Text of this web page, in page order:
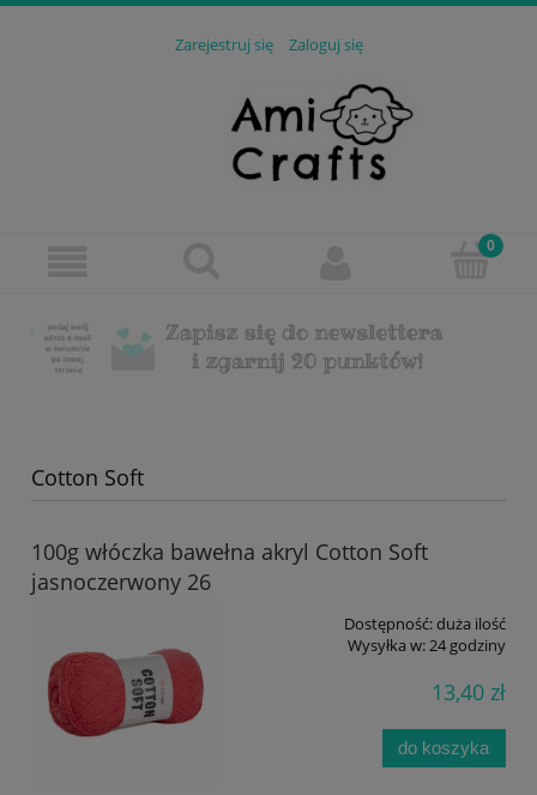
Zarejestruj się Zaloguj się
Cotton Soft
100g włóczka bawełna akryl Cotton Soft
jasnoczerwony 26
Dostępność:duża ilość
Wysyłka w:24 godziny
13,40 zł
do koszyka